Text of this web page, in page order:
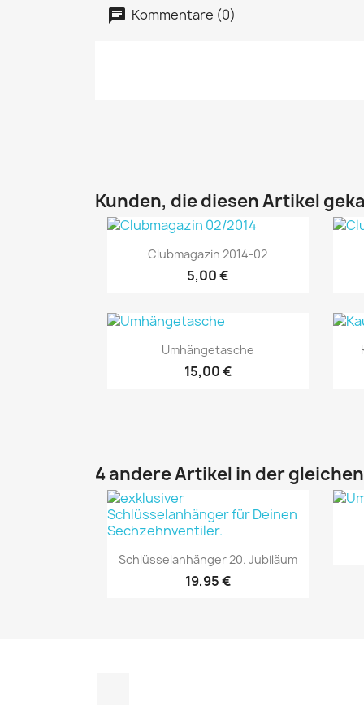
Kommentare (0)
Kunden, die diesen Artikel
Vorschau
Clubmagazin 2014-02
5,00 €
Vorschau
Umhängetasche
15,00 €
4 andere Artikel in der
Vorschau
Schlüsselanhänger 20. Jubiläum
19,95 €